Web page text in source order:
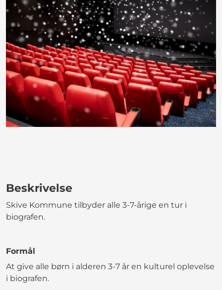
Beskrivelse
Skive Kommune tilbyder alle 3-7-årige en tur i
biografen.
Formål
At give alle børn i alderen 3-7 år en kulturel oplevelse
i biografen.